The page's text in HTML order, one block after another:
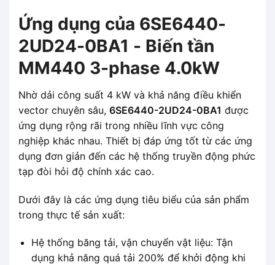
Ứng dụng của 6SE6440-
2UD24-0BA1 - Biến tần
MM440 3-phase 4.0kW
Nhờ dải công suất 4 kW và khả năng điều khiển
vector chuyên sâu, 6SE6440-2UD24-0BA1 được
ứng dụng rộng rãi trong nhiều lĩnh vực công
nghiệp khác nhau. Thiết bị đáp ứng tốt từ các ứng
dụng đơn giản đến các hệ thống truyền động phức
tạp đòi hỏi độ chính xác cao.
Dưới đây là các ứng dụng tiêu biểu của sản phẩm
trong thực tế sản xuất:
Hệ thống băng tải, vận chuyển vật liệu: Tận
dụng khả năng quá tải 200% để khởi động khi